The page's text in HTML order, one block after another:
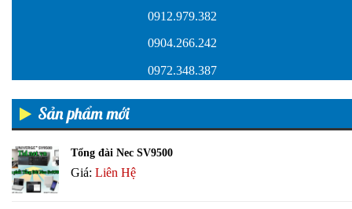
0912.979.382
0904.266.242
0972.348.387
Sản phẩm mới
Tổng đài Nec SV9500
Giá: Liên Hệ